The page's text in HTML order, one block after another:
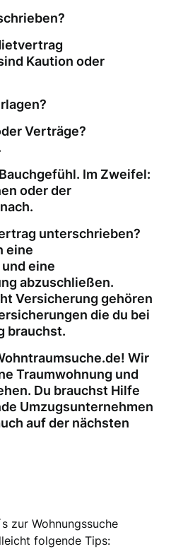
Kaution oder
Verträge?
Im Zweifel:
oder der
unterschrieben?
eine
eine
abzuschließen.
Versicherung gehören
die du bei
brauchst.
Wir
Traumwohnung und
Du brauchst Hilfe
Umzugsunternehmen
auf der nächsten
zur Wohnungssuche
folgende Tips: